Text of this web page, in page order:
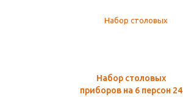
Набор столовых
приборов на 6 персон 24